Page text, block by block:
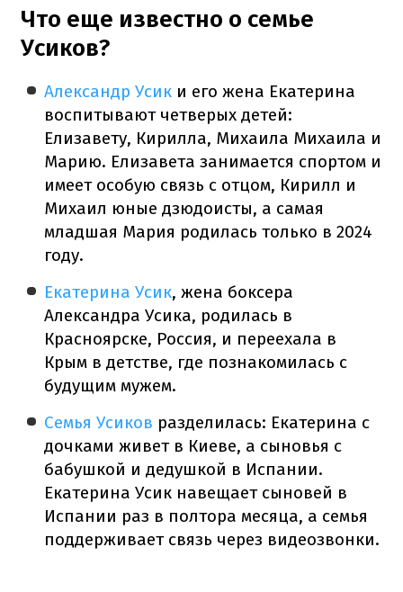
Что еще известно о семье
Усиков?
Александр Усик и его жена Екатерина
воспитывают четверых детей:
Елизавету, Кирилла, Михаила Михаила и
Марию. Елизавета занимается спортом и
имеет особую связь с отцом, Кирилл и
Михаил юные дзюдоисты, а самая
младшая Мария родилась только в 2024
году.
Екатерина Усик, жена боксера
Александра Усика, родилась в
Красноярске, Россия, и переехала в
Крым в детстве, где познакомилась с
будущим мужем.
Семья Усиков разделилась: Екатерина с
дочками живет в Киеве, а сыновья с
бабушкой и дедушкой в Испании.
Екатерина Усик навещает сыновей в
Испании раз в полтора месяца, а семья
поддерживает связь через видеозвонки.